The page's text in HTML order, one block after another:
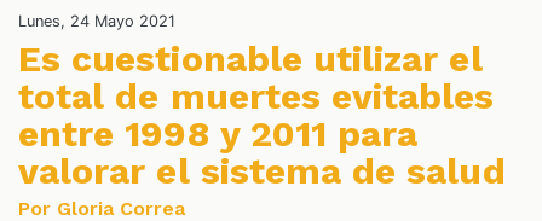
Lunes, 24 Mayo 2021
Es cuestionable utilizar el
total de muertes evitables
entre 1998 y 2011 para
valorar el sistema de salud
Por Gloria Correa